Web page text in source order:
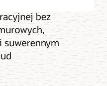
do
bez
suwerennym